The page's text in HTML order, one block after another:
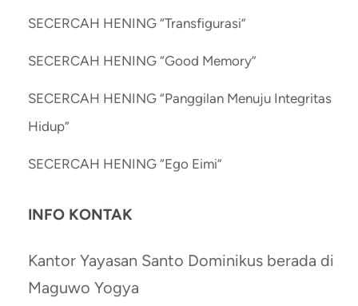
SECERCAH HENING “Transfigurasi”
SECERCAH HENING “Good Memory”
SECERCAH HENING “Panggilan Menuju Integritas
Hidup”
SECERCAH HENING “Ego Eimi”
INFO KONTAK
Kantor Yayasan Santo Dominikus berada di
Maguwo Yogya